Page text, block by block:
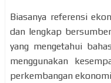
Biasanya referensi
dan lengkap
yang mengetahui
menggunakan
perkembangan